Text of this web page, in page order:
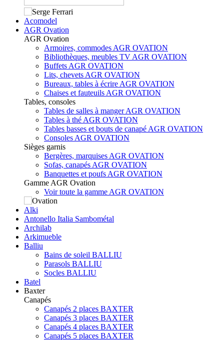
Acomodel
AGR Ovation
AGR Ovation
Armoires, commodes AGR OVATION
Bibliothèques, meubles TV AGR OVATION
Buffets AGR OVATION
Lits, chevets AGR OVATION
Bureaux, tables à écrire AGR OVATION
Chaises et fauteuils AGR OVATION
Tables, consoles
Tables de salles à manger AGR OVATION
Tables à thé AGR OVATION
Tables basses et bouts de canapé AGR OVATION
Consoles AGR OVATION
Sièges garnis
Bergères, marquises AGR OVATION
Sofas, canapés AGR OVATION
Banquettes et poufs AGR OVATION
Gamme AGR Ovation
Voir toute la gamme AGR OVATION
Alki
Antonello Italia Sambométal
Archilab
Arkimueble
Balliu
Bains de soleil BALLIU
Parasols BALLIU
Socles BALLIU
Batel
Baxter
Canapés
Canapés 2 places BAXTER
Canapés 3 places BAXTER
Canapés 4 places BAXTER
Canapés 5 places BAXTER